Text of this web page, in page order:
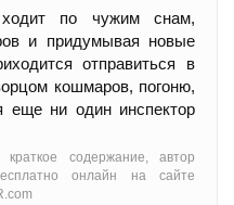
ходит по чужим снам,
и придумывая новые
отправиться в
кошмаров, погоню,
еще ни один инспектор
содержание, автор
онлайн на сайте